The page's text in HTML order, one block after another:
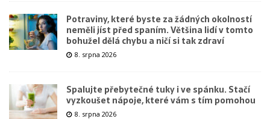
Potraviny, které byste za žádných okolností
neměli jíst před spaním. Většina lidí v tomto
bohužel dělá chybu a ničí si tak zdraví
8. srpna 2026
Spalujte přebytečné tuky i ve spánku. Stačí
vyzkoušet nápoje, které vám s tím pomohou
8. srpna 2026